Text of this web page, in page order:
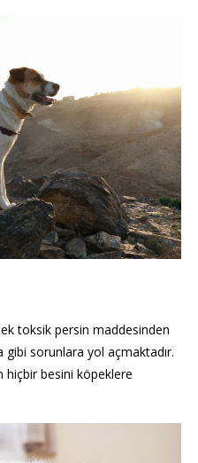
toksik persin maddesinden
gibi sorunlara yol açmaktadır.
hiçbir besini köpeklere